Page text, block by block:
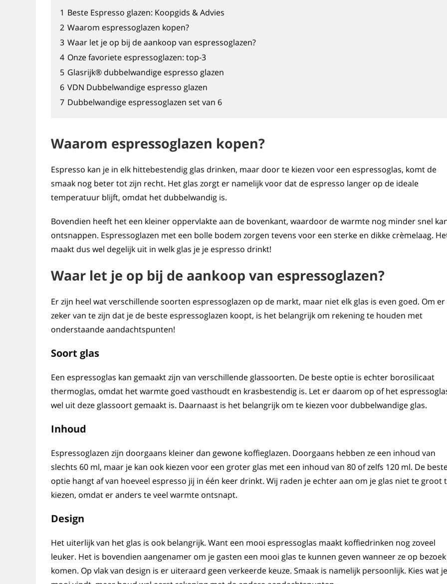
1 Beste Espresso glazen: Koopgids & Advies
2 Waarom espressoglazen kopen?
3 Waar let je op bij de aankoop van espressoglazen?
4 Onze favoriete espressoglazen: top-3
5 Glasrijk® dubbelwandige espresso glazen
6 VDN Dubbelwandige espresso glazen
7 Dubbelwandige espressoglazen set van 6
Waarom espressoglazen kopen?
Espresso kan je in elk hittebestendig glas drinken, maar door te kiezen voor een espressoglas, komt de
smaak nog beter tot zijn recht. Het glas zorgt er namelijk voor dat de espresso langer op de ideale
temperatuur blijft, omdat het dubbelwandig is.
Bovendien heeft het een kleiner oppervlakte aan de bovenkant, waardoor de warmte nog minder snel
ontsnappen. Espressoglazen met een bolle bodem zorgen tevens voor een sterke en dikke crèmelaag.
maakt dus wel degelijk uit in welk glas je je espresso drinkt!
Waar let je op bij de aankoop van espressoglazen?
Er zijn heel wat verschillende soorten espressoglazen op de markt, maar niet elk glas is even goed. Om er
zeker van te zijn dat je de beste espressoglazen koopt, is het belangrijk om rekening te houden met
onderstaande aandachtspunten!
Soort glas
Een espressoglas kan gemaakt zijn van verschillende glassoorten. De beste optie is echter borosilicaat
thermoglas, omdat het warmte goed vasthoudt en krasbestendig is. Let er daarom op of het
wel uit deze glassoort gemaakt is. Daarnaast is het belangrijk om te kiezen voor dubbelwandige glas.
Inhoud
Espressoglazen zijn doorgaans kleiner dan gewone koffieglazen. Doorgaans hebben ze een inhoud van
slechts 60 ml, maar je kan ook kiezen voor een groter glas met een inhoud van 80 of zelfs 120 ml. De
optie hangt af van hoeveel espresso jij in één keer drinkt. Wij raden je echter aan om je glas niet te groot
kiezen, omdat er anders te veel warmte ontsnapt.
Design
Het uiterlijk van het glas is ook belangrijk. Want een mooi espressoglas maakt koffiedrinken nog zoveel
leuker. Het is bovendien aangenamer om je gasten een mooi glas te kunnen geven wanneer ze op bezoek
komen. Op vlak van design is er uiteraard geen verkeerde keuze. Smaak is namelijk persoonlijk. Kies wat je